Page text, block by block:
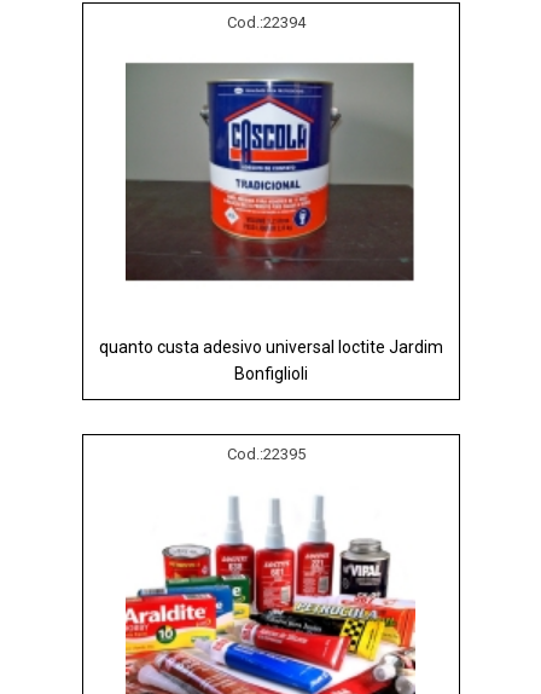
Cod.:22394
quanto custa adesivo universal loctite Jardim
Bonfiglioli
Cod.:22395